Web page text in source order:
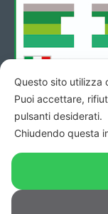
Questo sito utilizza
Puoi accettare,
pulsanti desiderati.
Chiudendo questa